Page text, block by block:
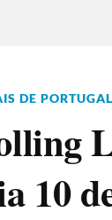
DE PORTUGAL
10